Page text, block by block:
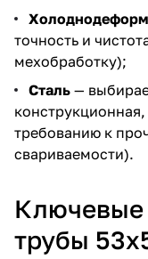
точность и
мехобработку);
Сталь —
требованию к
свариваемости).
Ключевые
трубы